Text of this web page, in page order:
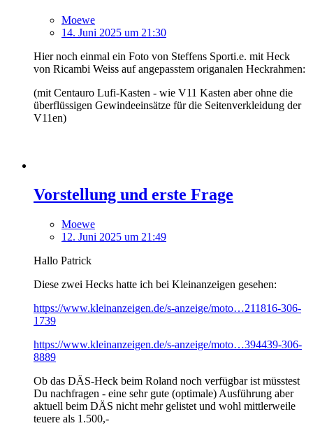
Moewe
14. Juni 2025 um 21:30
Hier noch einmal ein Foto von Steffens Sporti.e. mit Heck
von Ricambi Weiss auf angepasstem origanalen Heckrahmen:
(mit Centauro Lufi-Kasten - wie V11 Kasten aber ohne die
überflüssigen Gewindeeinsätze für die Seitenverkleidung der
V11en)
Vorstellung und erste Frage
Moewe
12. Juni 2025 um 21:49
Hallo Patrick
Diese zwei Hecks hatte ich bei Kleinanzeigen gesehen:
https://www.kleinanzeigen.de/s-anzeige/moto…211816-306-
1739
https://www.kleinanzeigen.de/s-anzeige/moto…394439-306-
8889
Ob das DÄS-Heck beim Roland noch verfügbar ist müsstest
Du nachfragen - eine sehr gute (optimale) Ausführung aber
aktuell beim DÄS nicht mehr gelistet und wohl mittlerweile
teuere als 1.500,-